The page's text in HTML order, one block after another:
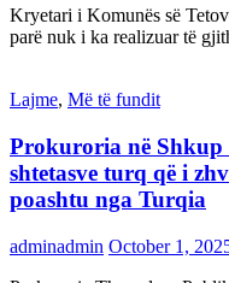
Kryetari i Komunës së
parë nuk i ka realizuar të
Lajme, Më të fundit
Prokuroria në
shtetasve turq që i
poashtu nga Turqia
adminadmin October 1,